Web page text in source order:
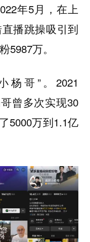
年5月，在上
播跳操吸引到
5987万。
杨哥”。2021
曾多次实现30
5000万到1.1亿